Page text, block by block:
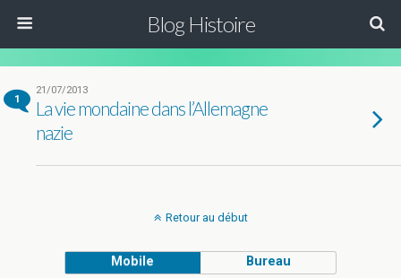
Blog Histoire
1
21/07/2013
La vie mondaine dans l’Allemagne
nazie
Retour au début
Mobile Bureau